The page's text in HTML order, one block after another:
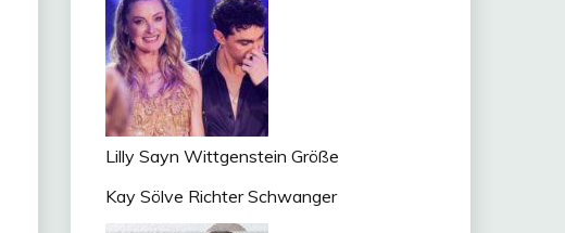
Lilly Sayn Wittgenstein Größe
Kay Sölve Richter Schwanger